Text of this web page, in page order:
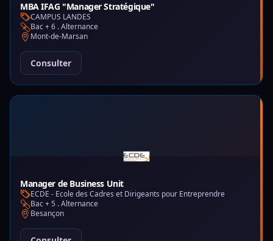
MBA IFAG "Manager Stratégique"
CAMPUS LANDES
Bac + 6 . Alternance
Mont-de-Marsan
Consulter
Manager de Business Unit
ECDE - Ecole des Cadres et Dirigeants pour Entreprendre
Bac + 5 . Alternance
Besançon